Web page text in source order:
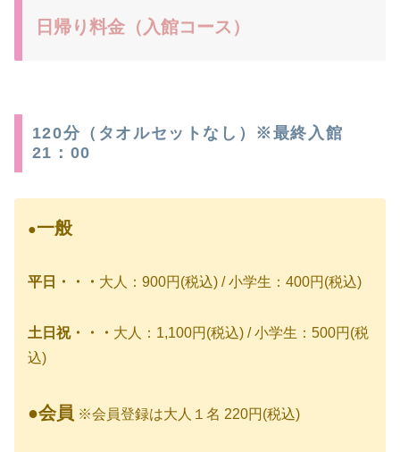
日帰り料金（入館コース）
120分（タオルセットなし）※最終入館
21：00
●一般
平日・・・ 大人：900円(税込) / 小学生：400円(税込)
土日祝・・・ 大人：1,100円(税込) / 小学生：500円(税
込)
●会員 ※会員登録は大人１名 220円(税込)